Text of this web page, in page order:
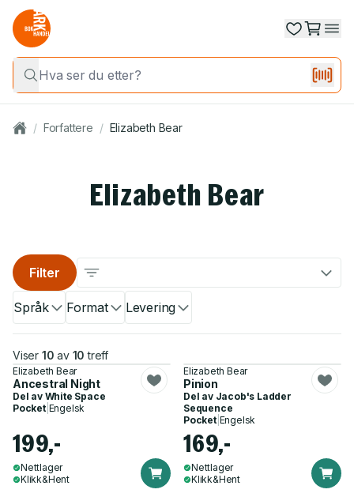
/ Forfattere / Elizabeth Bear
Elizabeth Bear
Språk Format Levering
Filter
Viser 10 av 10 treff
Elizabeth Bear
Ancestral Night
Del av White Space
Pocket| Engelsk
199,-
Nettlager
Klikk&Hent
Elizabeth Bear
Pinion
Del av Jacob's Ladder
Sequence
Pocket| Engelsk
169,-
Nettlager
Klikk&Hent